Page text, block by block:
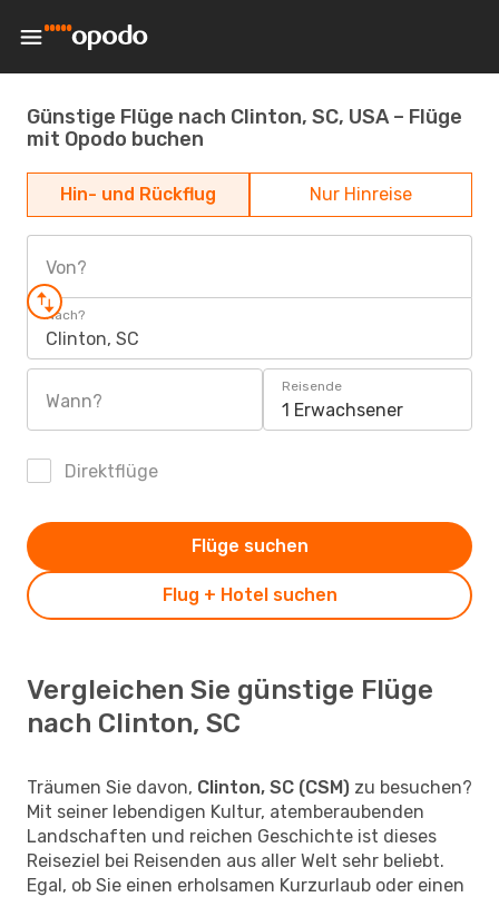
Günstige Flüge nach Clinton, SC, USA – Flüge
mit Opodo buchen
Hin- und Rückflug Nur Hinreise
Von?
Nach?
Clinton, SC
Wann?
Reisende
1 Erwachsener
Direktflüge
Flug + Hotel suchen
Flüge suchen
Vergleichen Sie günstige Flüge
nach Clinton, SC
Träumen Sie davon, Clinton, SC (CSM) zu besuchen?
Mit seiner lebendigen Kultur, atemberaubenden
Landschaften und reichen Geschichte ist dieses
Reiseziel bei Reisenden aus aller Welt sehr beliebt.
Egal, ob Sie einen erholsamen Kurzurlaub oder einen